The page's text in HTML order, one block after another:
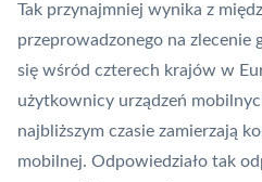
Tak przynajmniej wynika z
przeprowadzonego na zlecenie
się wśród czterech krajów w
użytkownicy urządzeń
najbliższym czasie zamierzają
mobilnej. Odpowiedziało tak